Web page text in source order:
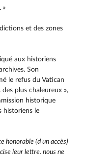
»
et des zones
aux historiens
Son
le refus du Vatican
plus chaleureux »,
historique
historiens le
honorable (d’un accès)
leur lettre, nous ne